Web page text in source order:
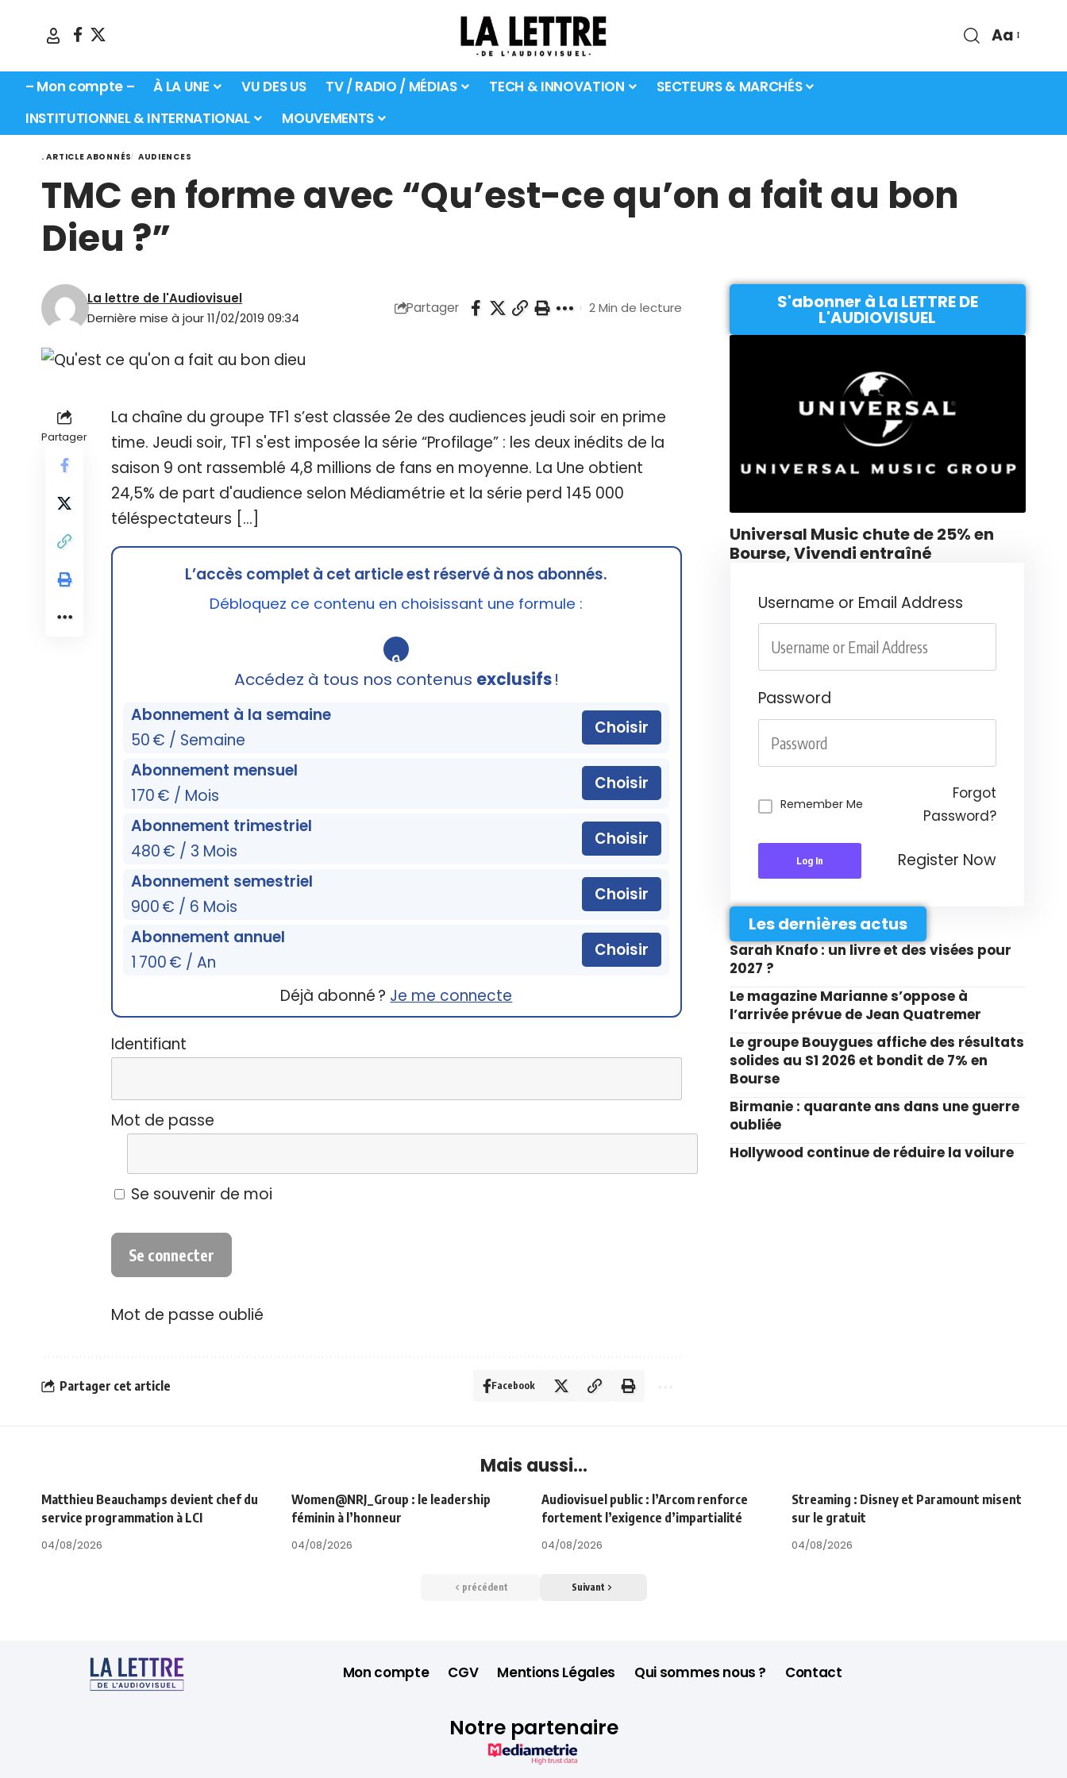
Aa
– Mon compte – À LA UNE VU DES US TV / RADIO / MÉDIAS TECH & INNOVATION
SECTEURS & MARCHÉS
INSTITUTIONNEL & INTERNATIONAL
MOUVEMENTS
. ARTICLE ABONNÉS AUDIENCES
TMC en forme avec “Qu’est-ce qu’on a fait au bon
Dieu ?”
Dernière mise à jour 11/02/2019 09:34
La lettre de l'Audiovisuel
Partager 2 Min de lecture
Partager
La chaîne du groupe TF1 s’est classée 2e des audiences jeudi soir en prime
time. Jeudi soir, TF1 s'est imposée la série “Profilage” : les deux inédits de la
saison 9 ont rassemblé 4,8 millions de fans en moyenne. La Une obtient
24,5% de part d'audience selon Médiamétrie et la série perd 145 000
téléspectateurs […]
L’accès complet à cet article est réservé à nos abonnés.
Débloquez ce contenu en choisissant une formule :
🔒
Accédez à tous nos contenus exclusifs!
Abonnement à la semaine
50 € / Semaine
Choisir
Abonnement mensuel
170 € / Mois
Choisir
Abonnement trimestriel
480 € / 3 Mois
Choisir
Abonnement semestriel
900 € / 6 Mois
Choisir
Abonnement annuel
1 700 € / An
Choisir
Déjà abonné ? Je me connecte
Identifiant
Mot de passe
Se souvenir de moi
Mot de passe oublié
Partager cet article Facebook
S'abonner à La LETTRE DE
L'AUDIOVISUEL
Universal Music chute de 25% en
Bourse, Vivendi entraîné
Username or Email Address
Password
Remember Me
Forgot
Password?
Log In Register Now
Les dernières actus
Sarah Knafo : un livre et des visées pour
2027 ?
Le magazine Marianne s’oppose à
l’arrivée prévue de Jean Quatremer
Le groupe Bouygues affiche des résultats
solides au S1 2026 et bondit de 7% en
Bourse
Birmanie : quarante ans dans une guerre
oubliée
Hollywood continue de réduire la voilure
Mais aussi...
Matthieu Beauchamps devient chef du
service programmation à LCI
04/08/2026
Women@NRJ_Group : le leadership
féminin à l’honneur
04/08/2026
Audiovisuel public : l’Arcom renforce
fortement l’exigence d’impartialité
04/08/2026
Streaming : Disney et Paramount misent
sur le gratuit
04/08/2026
précédent Suivant
Mon compte CGV Mentions Légales Qui sommes nous ? Contact
Notre partenaire